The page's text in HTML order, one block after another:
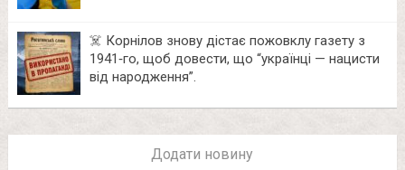
☠️ Корнілов знову дістає пожовклу газету з
1941‑го, щоб довести, що “українці — нацисти
від народження”.
Додати новину